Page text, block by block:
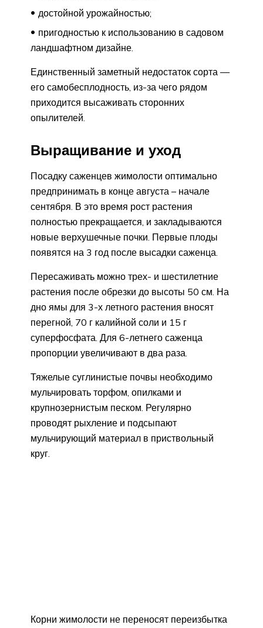
достойной урожайностью;
пригодностью к использованию в садовом
ландшафтном дизайне.
Единственный заметный недостаток сорта —
его самобесплодность, из-за чего рядом
приходится высаживать сторонних
опылителей.
Выращивание и уход
Посадку саженцев жимолости оптимально
предпринимать в конце августа – начале
сентября. В это время рост растения
полностью прекращается, и закладываются
новые верхушечные почки. Первые плоды
появятся на 3 год после высадки саженца.
Пересаживать можно трех- и шестилетние
растения после обрезки до высоты 50 см. На
дно ямы для 3-х летного растения вносят
перегной, 70 г калийной соли и 15 г
суперфосфата. Для 6-летнего саженца
пропорции увеличивают в два раза.
Тяжелые суглинистые почвы необходимо
мульчировать торфом, опилками и
крупнозернистым песком. Регулярно
проводят рыхление и подсыпают
мульчирующий материал в приствольный
круг.
Корни жимолости не переносят переизбытка